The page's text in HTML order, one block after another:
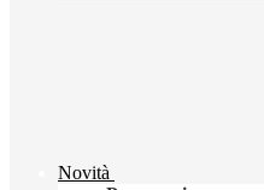
Novità